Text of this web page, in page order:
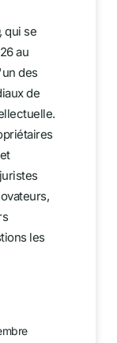
qui se
au
des
de
les